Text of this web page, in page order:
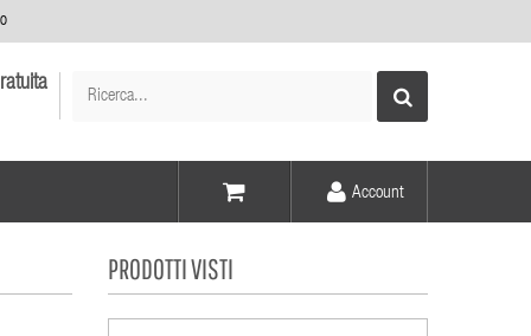
Elementi -
Account
PRODOTTI VISTI